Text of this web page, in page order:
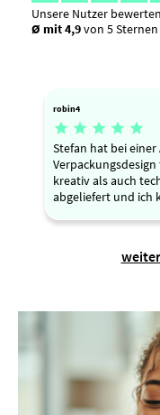
Unsere Nutzer
Ø mit 4,9von 5 Sternen
robin4
    
Stefan hat bei
kreativ als auch
abgeliefert und ich